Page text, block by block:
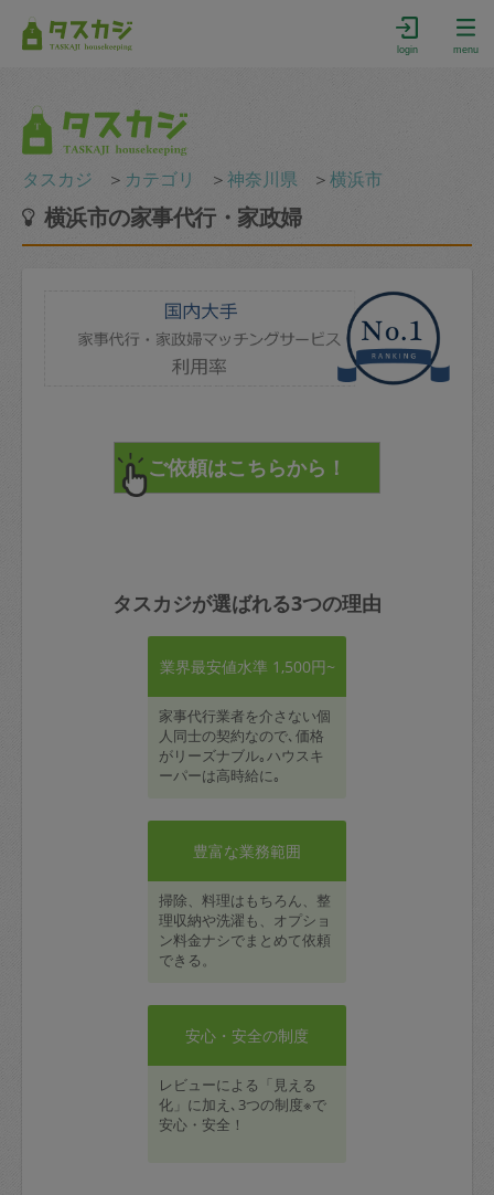
login menu
タスカジ ＞ カテゴリ ＞神奈川県 ＞横浜市
横浜市の家事代行・家政婦
タスカジが選ばれる3つの理由
業界最安値水準 1,500円~
家事代行業者を介さない個
人同士の契約なので､価格
がリーズナブル｡ハウスキ
ーパーは高時給に｡
豊富な業務範囲
掃除、料理はもちろん、整
理収納や洗濯も、オプショ
ン料金ナシでまとめて依頼
できる。
安心・安全の制度
レビューによる「見える
化」に加え､3つの制度※で
安心・安全！